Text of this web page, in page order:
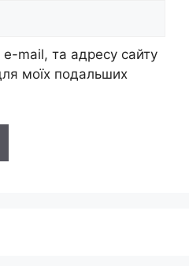
mail, та адресу сайту
моїх подальших